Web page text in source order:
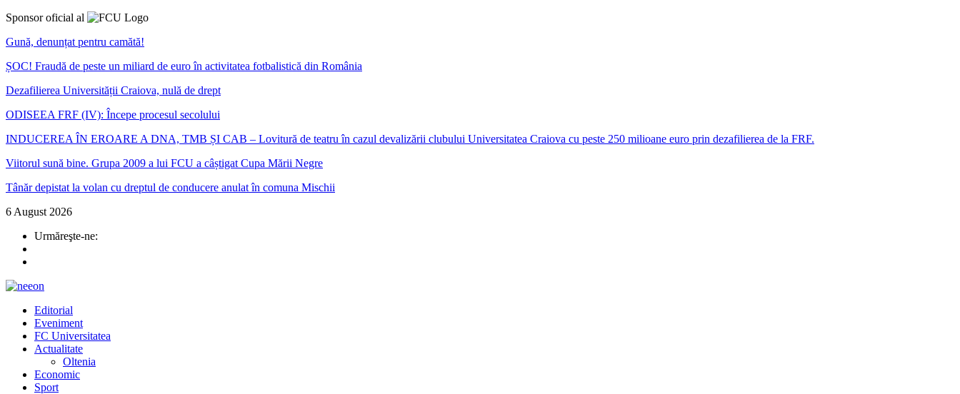
Sponsor oficial al
Gună, denunțat pentru camătă!
ȘOC! Fraudă de peste un miliard de euro în activitatea fotbalistică din România
Dezafilierea Universității Craiova, nulă de drept
ODISEEA FRF (IV): Începe procesul secolului
INDUCEREA ÎN EROARE A DNA, TMB ȘI CAB – Lovitură de teatru în cazul devalizării clubului Universitatea Craiova cu peste 250 milioane euro prin dezafilierea de la FRF.
Viitorul sună bine. Grupa 2009 a lui FCU a câștigat Cupa Mării Negre
Tânăr depistat la volan cu dreptul de conducere anulat în comuna Mischii
6 August 2026
Urmăreşte-ne:
Editorial
Eveniment
FC Universitatea
Actualitate
Oltenia
Economic
Sport